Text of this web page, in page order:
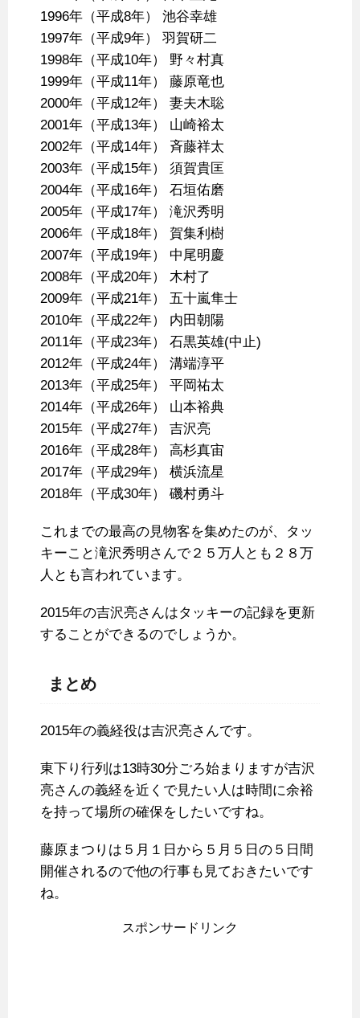
1996年（平成8年） 池谷幸雄
1997年（平成9年） 羽賀研二
1998年（平成10年） 野々村真
1999年（平成11年） 藤原竜也
2000年（平成12年） 妻夫木聡
2001年（平成13年） 山崎裕太
2002年（平成14年） 斉藤祥太
2003年（平成15年） 須賀貴匡
2004年（平成16年） 石垣佑磨
2005年（平成17年） 滝沢秀明
2006年（平成18年） 賀集利樹
2007年（平成19年） 中尾明慶
2008年（平成20年） 木村了
2009年（平成21年） 五十嵐隼士
2010年（平成22年） 内田朝陽
2011年（平成23年） 石黒英雄(中止)
2012年（平成24年） 溝端淳平
2013年（平成25年） 平岡祐太
2014年（平成26年） 山本裕典
2015年（平成27年） 吉沢亮
2016年（平成28年） 高杉真宙
2017年（平成29年） 横浜流星
2018年（平成30年） 磯村勇斗
これまでの最高の見物客を集めたのが、タッ
キーこと滝沢秀明さんで２５万人とも２８万
人とも言われています。
2015年の吉沢亮さんはタッキーの記録を更新
することができるのでしょうか。
まとめ
2015年の義経役は吉沢亮さんです。
東下り行列は13時30分ごろ始まりますが吉沢
亮さんの義経を近くで見たい人は時間に余裕
を持って場所の確保をしたいですね。
藤原まつりは５月１日から５月５日の５日間
開催されるので他の行事も見ておきたいです
ね。
スポンサードリンク